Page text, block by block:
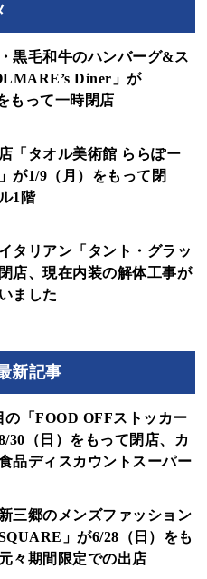
黒毛和牛のハンバーグ&ス
Diner」が
もって一時閉店
「タオル美術館 ららぽー
が1/9（月）をもって閉
1階
タリアン「タント・グラッ
店、現在内装の解体工事が
ました
新記事
の「FOOD OFFストッカー
30（日）をもって閉店、カ
品ディスカウントスーパー
三郷のメンズファッション
」が6/28（日）をも
々期間限定での出店